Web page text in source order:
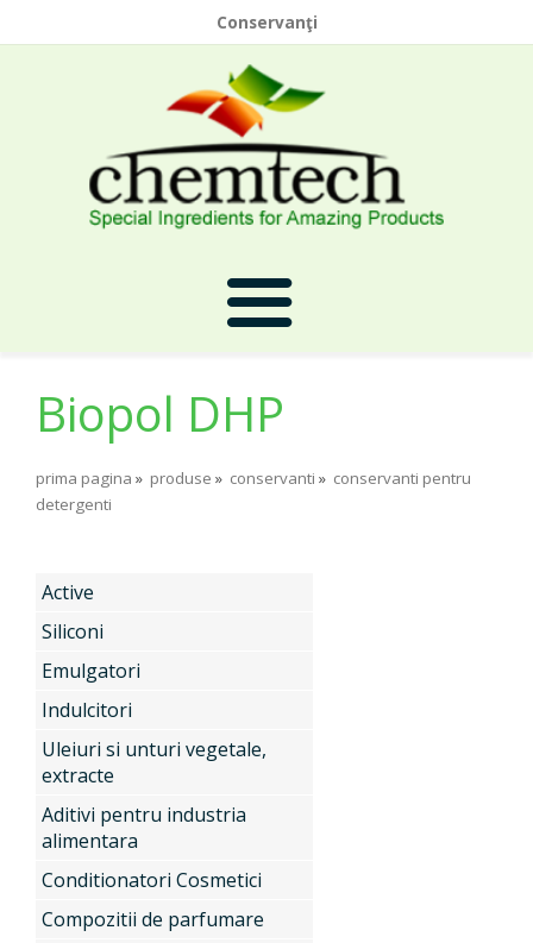
Conservanţi
Prima Pagina
Siliconi
Emulgatori
Noutati
Biopol DHP
prima pagina » produse » conservanti » conservanti pentru
detergenti
Active
Siliconi
Emulgatori
Indulcitori
Uleiuri si unturi vegetale,
extracte
Aditivi pentru industria
alimentara
Conditionatori Cosmetici
Compozitii de parfumare